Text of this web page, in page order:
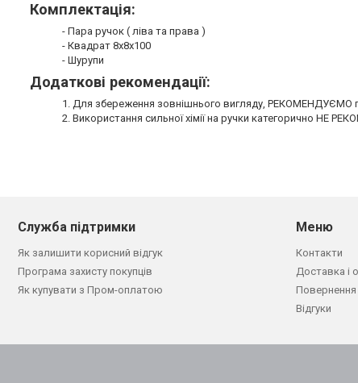
Комплектація:
- Пара ручок ( ліва та права )
- Квадрат 8х8х100
- Шурупи
Додаткові рекомендації:
1. Для збереження зовнішнього вигляду, РЕКОМЕНДУЄМО
2. Використання сильної хімії на ручки категорично НЕ
Служба підтримки
Як залишити корисний відгук
Програма захисту покупців
Як купувати з Пром-оплатою
Меню
Контакти
Доставка і
Повернення
Відгуки